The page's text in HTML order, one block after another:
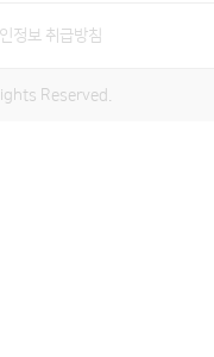
정보 취급방침
Reserved.